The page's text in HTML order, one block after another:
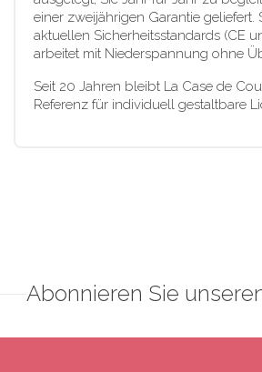
einer zweijährigen Garantie geliefert.
aktuellen Sicherheitsstandards (CE
arbeitet mit Niederspannung ohne
Seit 20 Jahren bleibt La Case de
Referenz für individuell gestaltbare
Abonnieren Sie